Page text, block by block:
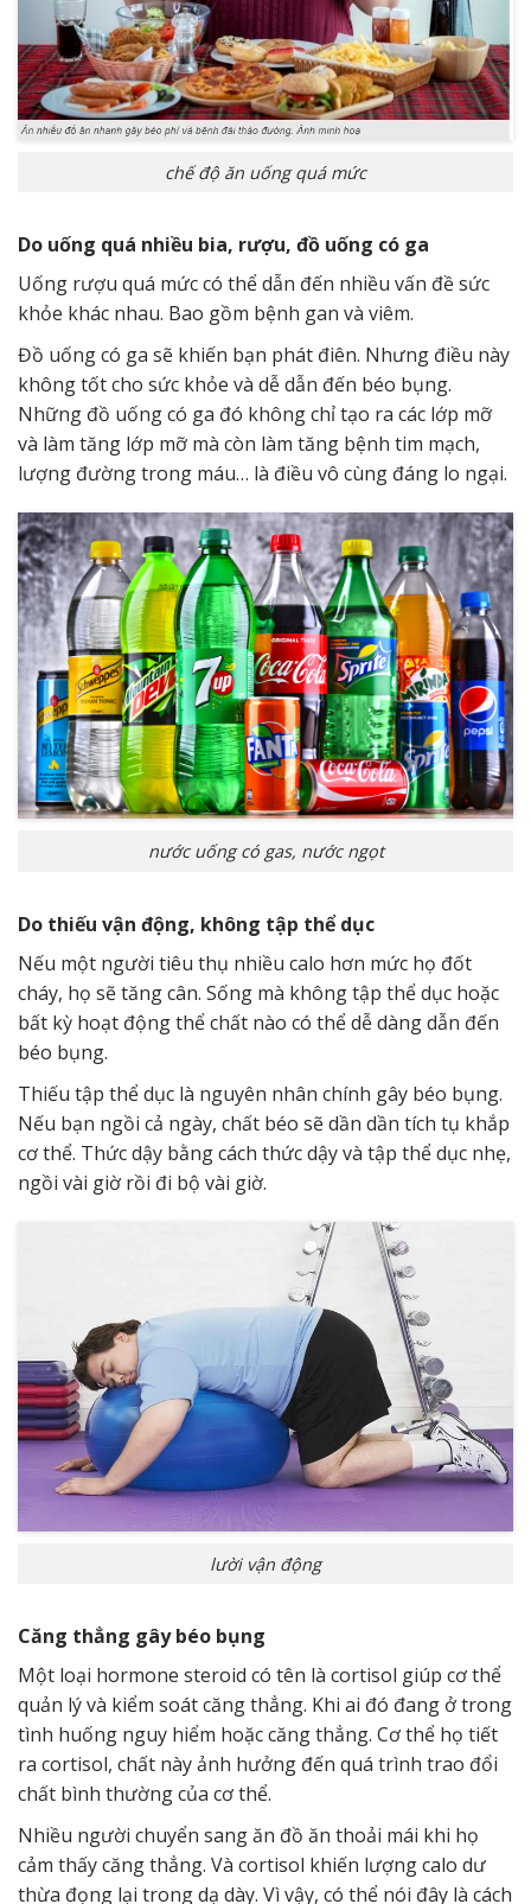
chế độ ăn uống quá mức
Do uống quá nhiều bia, rượu, đồ uống có ga
Uống rượu quá mức có thể dẫn đến nhiều vấn đề sức
khỏe khác nhau. Bao gồm bệnh gan và viêm.
Đồ uống có ga sẽ khiến bạn phát điên. Nhưng điều này
không tốt cho sức khỏe và dễ dẫn đến béo bụng.
Những đồ uống có ga đó không chỉ tạo ra các lớp mỡ
và làm tăng lớp mỡ mà còn làm tăng bệnh tim mạch,
lượng đường trong máu… là điều vô cùng đáng lo ngại.
nước uống có gas, nước ngọt
Do thiếu vận động, không tập thể dục
Nếu một người tiêu thụ nhiều calo hơn mức họ đốt
cháy, họ sẽ tăng cân. Sống mà không tập thể dục hoặc
bất kỳ hoạt động thể chất nào có thể dễ dàng dẫn đến
béo bụng.
Thiếu tập thể dục là nguyên nhân chính gây béo bụng.
Nếu bạn ngồi cả ngày, chất béo sẽ dần dần tích tụ khắp
cơ thể. Thức dậy bằng cách thức dậy và tập thể dục nhẹ,
ngồi vài giờ rồi đi bộ vài giờ.
lười vận động
Căng thẳng gây béo bụng
Một loại hormone steroid có tên là cortisol giúp cơ thể
quản lý và kiểm soát căng thẳng. Khi ai đó đang ở trong
tình huống nguy hiểm hoặc căng thẳng. Cơ thể họ tiết
ra cortisol, chất này ảnh hưởng đến quá trình trao đổi
chất bình thường của cơ thể.
Nhiều người chuyển sang ăn đồ ăn thoải mái khi họ
cảm thấy căng thẳng. Và cortisol khiến lượng calo dư
thừa đọng lại trong dạ dày. Vì vậy, có thể nói đây là cách